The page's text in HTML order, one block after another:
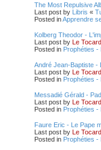
The Most Repulsive
Last post by Libris «
Posted inApprendre
Kolberg Theodor -
Last post by Le Tocard
Posted in Prophéties -
André Jean-Baptiste -
Last post by Le Tocard
Posted in Prophéties -
Messadié Gérald -
Last post by Le Tocard
Posted in Prophéties -
Faure Eric - Le Pape
Last post by Le Tocard
Posted in Prophéties -